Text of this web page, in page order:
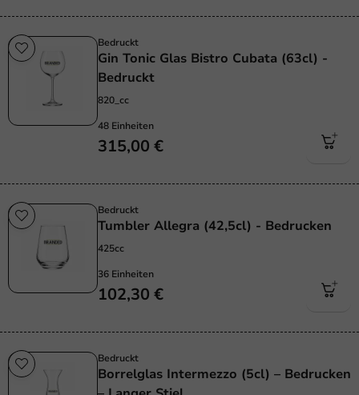
Bedruckt
Gin Tonic Glas Bistro Cubata (63cl) -
Bedruckt
820_cc
48 Einheiten
315,00 €
Bedruckt
Tumbler Allegra (42,5cl) - Bedrucken
425cc
36 Einheiten
102,30 €
Bedruckt
Borrelglas Intermezzo (5cl) – Bedrucken